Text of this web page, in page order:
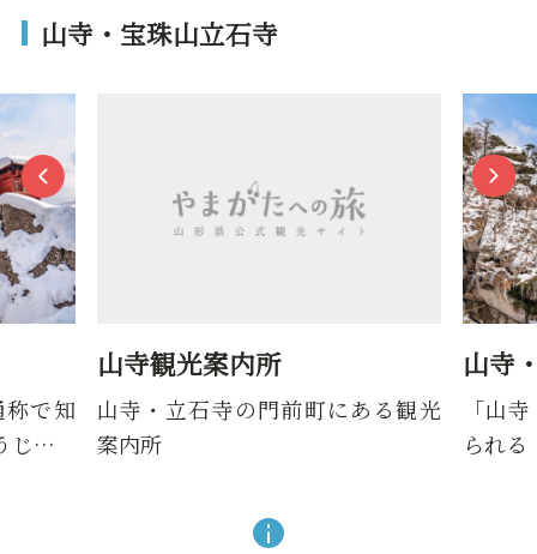
山寺・宝珠山立石寺
で知
じ…
山寺観光案内所
山寺・立石寺の門前町にある観光
案内所
山寺
「山
られ